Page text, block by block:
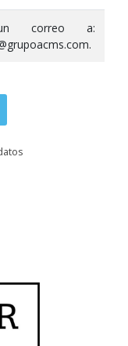
un correo a: